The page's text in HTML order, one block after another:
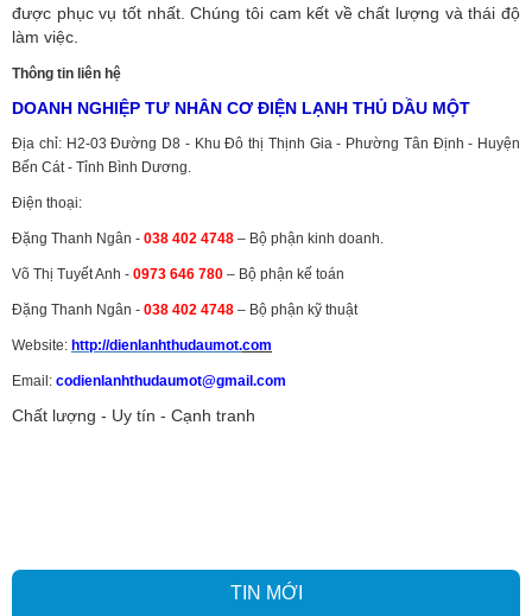
được phục vụ tốt nhất. Chúng tôi cam kết về chất lượng và thái độ
làm việc.
Thông tin liên hệ
DOANH NGHIỆP TƯ NHÂN CƠ ĐIỆN LẠNH THỦ DẦU MỘT
Địa chỉ: H2-03 Đường D8 - Khu Đô thị Thịnh Gia - Phường Tân Định - Huyện
Bến Cát - Tỉnh Bình Dương.
Điện thoại:
Đặng Thanh Ngân - 038 402 4748 – Bộ phận kinh doanh.
Võ Thị Tuyết Anh - 0973 646 780 – Bộ phận kế toán
Đặng Thanh Ngân - 038 402 4748 – Bộ phận kỹ thuật
Website: http://dienlanhthudaumot.com
Email: codienlanhthudaumot@gmail.com
Chất lượng - Uy tín - Cạnh tranh
TIN MỚI